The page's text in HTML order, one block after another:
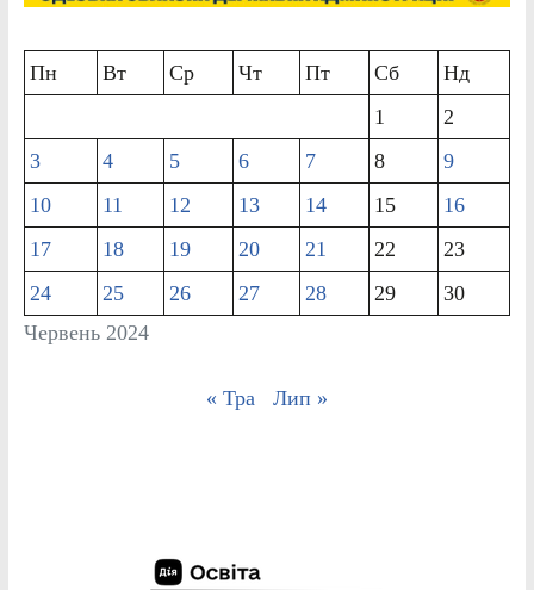
Червень 2024
Пн Вт Ср Чт Пт Сб
Нд
1
2
3
4 5 6 7 8
9
10
11 12 13 14 15
16
17
18 19 20 21 22
23
24
25 26 27 28 29 30
« Тра Лип »